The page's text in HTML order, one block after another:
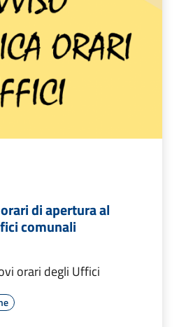
di apertura al
comunali
orari degli Uffici